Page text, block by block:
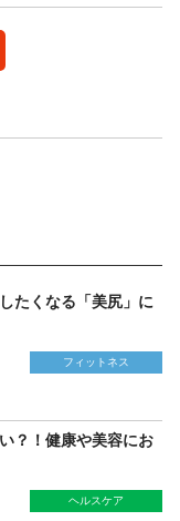
たくなる「美尻」に
フィットネス
？！健康や美容にお
ヘルスケア